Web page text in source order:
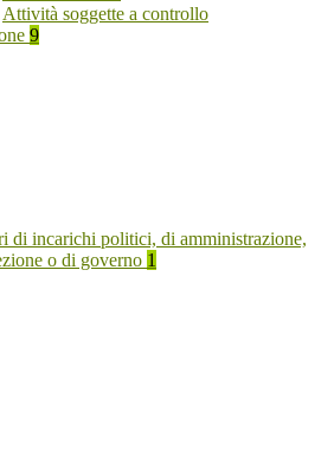
Attività soggette a controllo
9
di incarichi politici, di amministrazione,
o di governo 1